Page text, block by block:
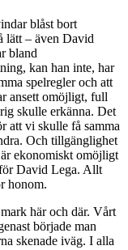
blåst bort
lätt – även David
bland
kan han inte, har
spelregler och att
ansett omöjligt, full
skulle erkänna. Det
att vi skulle få samma
Och tillgänglighet
ekonomiskt omöjligt
David Lega. Allt
honom.
här och där. Vårt
började man
skenade iväg. I alla